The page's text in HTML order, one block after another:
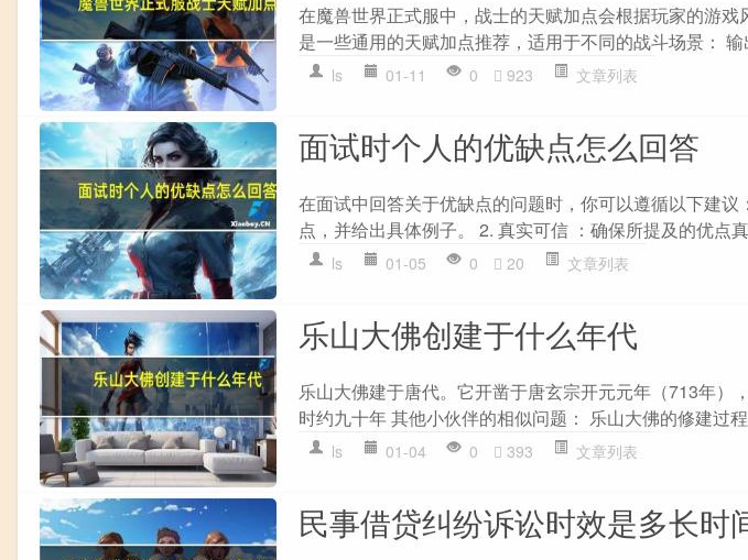
在魔兽世界正式服中，战士的天赋加点会根据玩家的游
是一些通用的天赋加点推荐，适用于不同的战斗场景： 输
ls 01-11 0 923 文章列表
面试时个人的优缺点怎么回答
在面试中回答关于优缺点的问题时，你可以遵循以下建
点，并给出具体例子。 2. 真实可信 ：确保所提及的优点
ls 01-05 0 20 文章列表
乐山大佛创建于什么年代
乐山大佛建于唐代。它开凿于唐玄宗开元元年（713年）
时约九十年 其他小伙伴的相似问题： 乐山大佛的修建过
ls 01-04 0 393 文章列表
民事借贷纠纷诉讼时效是多长时